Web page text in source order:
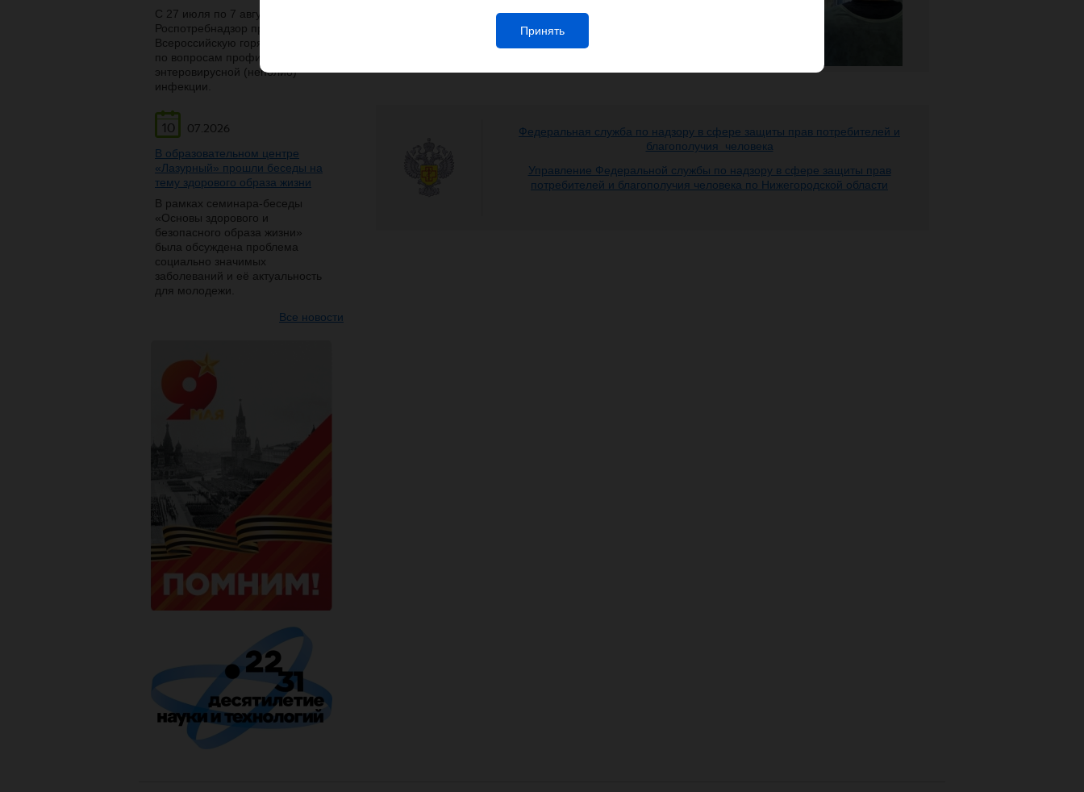
С 27 июля по 7 августа
Роспотребнадзор проведет
Всероссийскую горячую линию
по вопросам профилактики
энтеровирусной (неполио)
инфекции.
10
07.2026
В образовательном центре
«Лазурный» прошли беседы на
тему здорового образа жизни
В рамках семинара-беседы
«Основы здорового и
безопасного образа жизни»
была обсуждена проблема
социально значимых
заболеваний и её актуальность
для молодежи.
Все новости
Федеральная служба по надзору в сфере защиты прав потребителей и
благополучия человека
Управление Федеральной службы по надзору в сфере защиты прав
потребителей и благополучия человека по Нижегородской области
Принять